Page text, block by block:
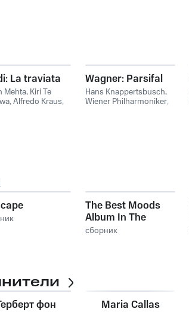
La traviata
Mehta, Kiri Te
,Alfredo Kraus,
Wagner: Parsifal
Hans Knappertsbusch,
Wiener Philharmoniker,
The Best Moods
Album In The
World...Ever!
сборник
фон
Maria Callas